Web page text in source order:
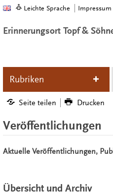
Leichte Sprache Impressum
Erinnerungsort Topf &
Rubriken
Seite teilen Drucken
Veröffentlichungen
Aktuelle Veröffentlichungen,
Übersicht und Archiv